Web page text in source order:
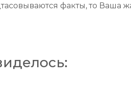
факты, то Ваша